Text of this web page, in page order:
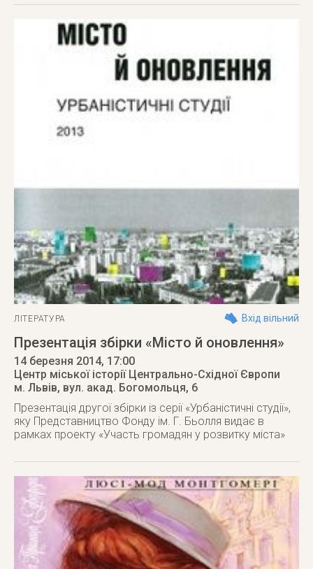
ЛІТЕРАТУРА Вхід вільний
Презентація збірки «Місто й оновлення»
14 березня 2014, 17:00
Центр міської історії Центрально-Східної Європи
м. Львів, вул. акад. Богомольця, 6
Презентація другої збірки із серії «Урбаністичні студії»,
яку Представництво Фонду ім. Г. Бьолля видає в
рамках проекту «Участь громадян у розвитку міста»